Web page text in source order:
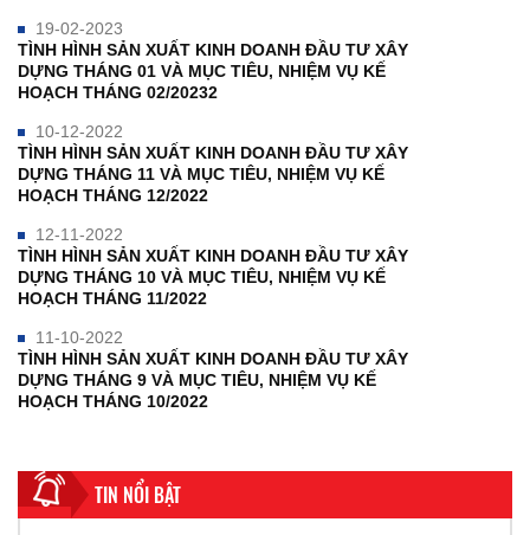
19-02-2023
TÌNH HÌNH SẢN XUẤT KINH DOANH ĐẦU TƯ XÂY
DỰNG THÁNG 01 VÀ MỤC TIÊU, NHIỆM VỤ KẾ
HOẠCH THÁNG 02/20232
10-12-2022
TÌNH HÌNH SẢN XUẤT KINH DOANH ĐẦU TƯ XÂY
DỰNG THÁNG 11 VÀ MỤC TIÊU, NHIỆM VỤ KẾ
HOẠCH THÁNG 12/2022
12-11-2022
TÌNH HÌNH SẢN XUẤT KINH DOANH ĐẦU TƯ XÂY
DỰNG THÁNG 10 VÀ MỤC TIÊU, NHIỆM VỤ KẾ
HOẠCH THÁNG 11/2022
11-10-2022
TÌNH HÌNH SẢN XUẤT KINH DOANH ĐẦU TƯ XÂY
DỰNG THÁNG 9 VÀ MỤC TIÊU, NHIỆM VỤ KẾ
HOẠCH THÁNG 10/2022
TIN NỔI BẬT